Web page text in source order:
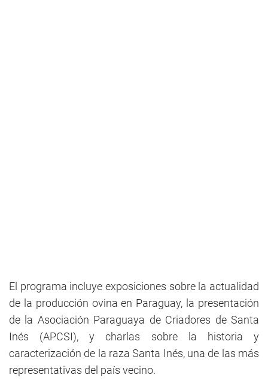
El programa incluye exposiciones sobre la actualidad
de la producción ovina en Paraguay, la presentación
de la Asociación Paraguaya de Criadores de Santa
Inés (APCSI), y charlas sobre la historia y
caracterización de la raza Santa Inés, una de las más
representativas del país vecino.